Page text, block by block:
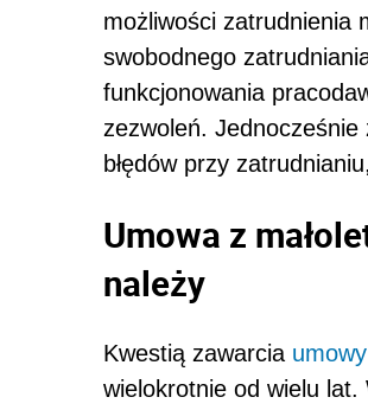
możliwości zatrudnienia
swobodnego
funkcjonowania
zezwoleń. Jednocześnie
błędów przy
Umowa z
należy
Kwestią zawarcia
wielokrotnie od wielu